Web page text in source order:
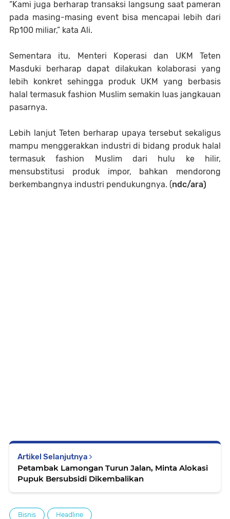
“Kami juga berharap transaksi langsung saat pameran
pada masing-masing event bisa mencapai lebih dari
Rp100 miliar,” kata Ali.
Sementara itu, Menteri Koperasi dan UKM Teten
Masduki berharap dapat dilakukan kolaborasi yang
lebih konkret sehingga produk UKM yang berbasis
halal termasuk fashion Muslim semakin luas jangkauan
pasarnya.
Lebih lanjut Teten berharap upaya tersebut sekaligus
mampu menggerakkan industri di bidang produk halal
termasuk fashion Muslim dari hulu ke hilir,
mensubstitusi produk impor, bahkan mendorong
berkembangnya industri pendukungnya. (ndc/ara)
Artikel Selanjutnya
Petambak Lamongan Turun Jalan, Minta Alokasi
Pupuk Bersubsidi Dikembalikan
Bisnis Headline